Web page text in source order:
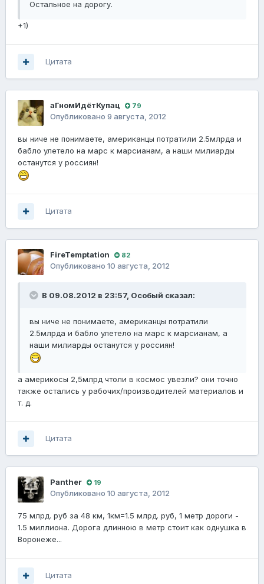
Остальное на дорогу.
+1)
Цитата
аГномИдётКупац 79
Опубликовано 9 августа, 2012
вы ниче не понимаете, американцы потратили 2.5млрда и
бабло улетело на марс к марсианам, а наши милиарды
останутся у россиян!
Цитата
FireTemptation 82
Опубликовано 10 августа, 2012
В 09.08.2012 в 23:57, Oсобый сказал:
вы ниче не понимаете, американцы потратили
2.5млрда и бабло улетело на марс к марсианам, а
наши милиарды останутся у россиян!
а америкосы 2,5млрд чтоли в космос увезли? они точно
также остались у рабочих/производителей материалов и
т. д.
Цитата
Panther 19
Опубликовано 10 августа, 2012
75 млрд. руб за 48 км, 1км=1.5 млрд. руб, 1 метр дороги -
1.5 миллиона. Дорога длинною в метр стоит как однушка в
Воронеже...
Цитата